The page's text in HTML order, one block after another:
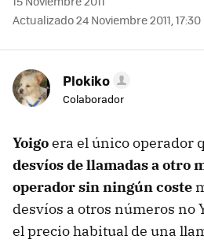
Actualizado 24 Noviembre 2011, 17:30
Plokiko
Colaborador
Yoigoera el único operador
desvíos de llamadas a otro
operador sin ningún coste
desvíos a otros números no
el precio habitual de una